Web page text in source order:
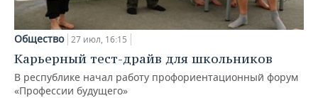
Общество 27 июл, 16:15
Карьерный тест-драйв для школьников
В республике начал работу профориентационный форум
«Профессии будущего»